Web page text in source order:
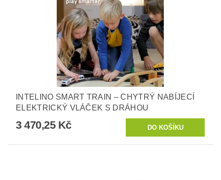
INTELINO SMART TRAIN – CHYTRÝ NABÍJECÍ
ELEKTRICKÝ VLÁČEK S DRÁHOU
3 470,25 Kč